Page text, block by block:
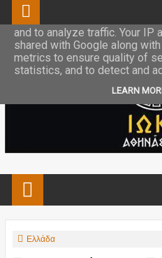
Ελλάδα
This site uses cookies from
and to analyze traffic. Your IP
shared with Google along
metrics to ensure quality of
statistics, and to detect and
LEARN